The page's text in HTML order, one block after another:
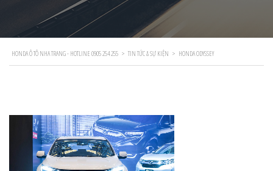
HONDA Ô TÔ NHA TRANG - HOTLINE 0905 254 255 > TIN TỨC & SỰ KIỆN > HONDA ODYSSEY